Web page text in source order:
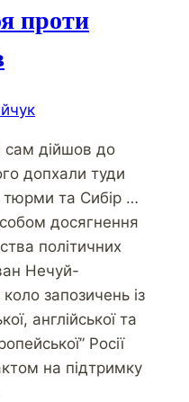
проти
сам дійшов до
допхали туди
тюрми та Сибір …
досягнення
політичних
Нечуй-
запозичень із
англійської та
Росії
на підтримку